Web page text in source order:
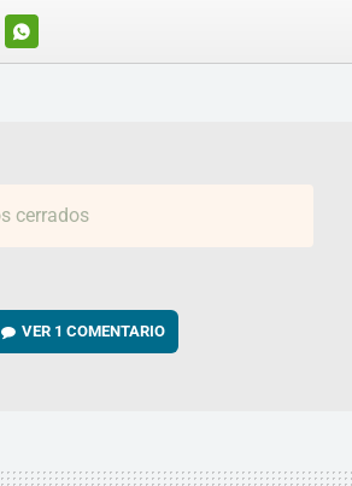
WHATSAPP
cerrados
VER 1 COMENTARIO